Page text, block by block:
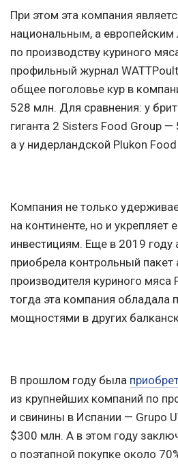
При этом эта компания
национальным, а
по производству куриного
профильный журнал
общее поголовье кур в
528 млн. Для сравнения: у
гиганта 2 Sisters Food Group —
а у нидерландской Plukon
Компания не только
на континенте, но и укрепляет
инвестициям. Еще в 2019 году
приобрела контрольный пакет
производителя куриного
тогда эта компания обладала
мощностями в других
В прошлом году была
из крупнейших компаний по
и свинины в Испании — Grupo
$300 млн. А в этом году
о поэтапной покупке около